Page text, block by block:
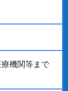
機関等まで